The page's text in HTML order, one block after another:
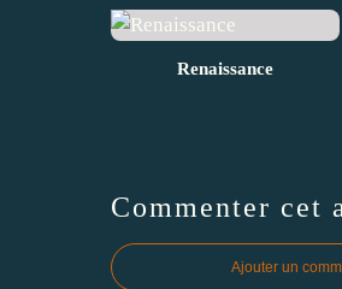
Renaissance
Commenter cet
Ajouter un